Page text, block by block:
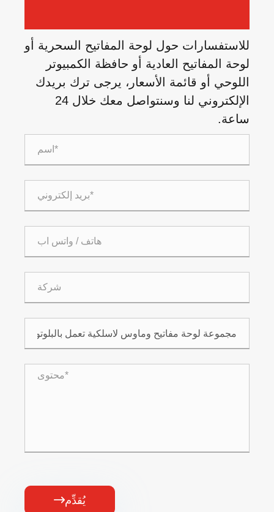
للاستفسارات حول لوحة المفاتيح السحرية أو
لوحة المفاتيح العادية أو حافظة الكمبيوتر
اللوحي أو قائمة الأسعار، يرجى ترك بريدك
الإلكتروني لنا وسنتواصل معك خلال 24
ساعة.
يُقدِّم